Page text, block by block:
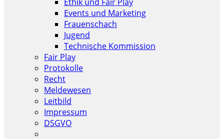
Events und Marketing
Frauenschach
Jugend
Technische Kommission
Fair Play
Protokolle
Recht
Meldewesen
Leitbild
Impressum
DSGVO